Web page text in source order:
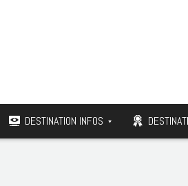
DESTINATION INFOS